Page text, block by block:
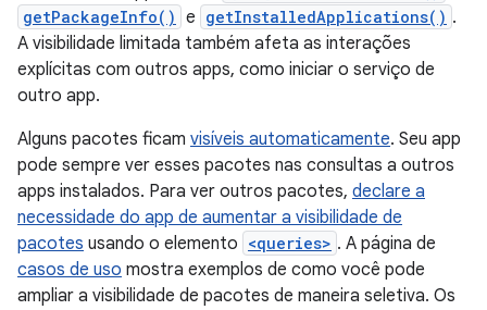
getPackageInfo() e getInstalledApplications() .
A visibilidade limitada também afeta as interações
explícitas com outros apps, como iniciar o serviço de
outro app.
Alguns pacotes ficam visíveis automaticamente. Seu app
pode sempre ver esses pacotes nas consultas a outros
apps instalados. Para ver outros pacotes, declare a
necessidade do app de aumentar a visibilidade de
pacotes usando o elemento <queries> . A página de
casos de uso mostra exemplos de como você pode
ampliar a visibilidade de pacotes de maneira seletiva. Os